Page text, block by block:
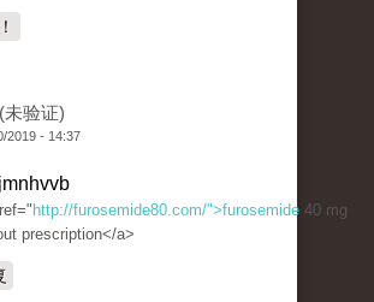
验证)
2019 - 14:37
http://furosemide80.com/">furosemide 40 mg
prescription</a>